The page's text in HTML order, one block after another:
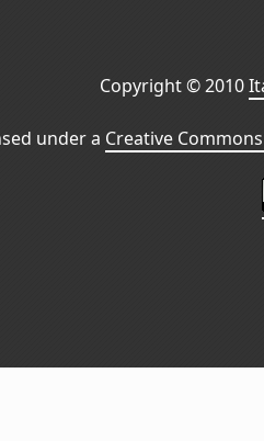
Copyright © 2010
under a Creative